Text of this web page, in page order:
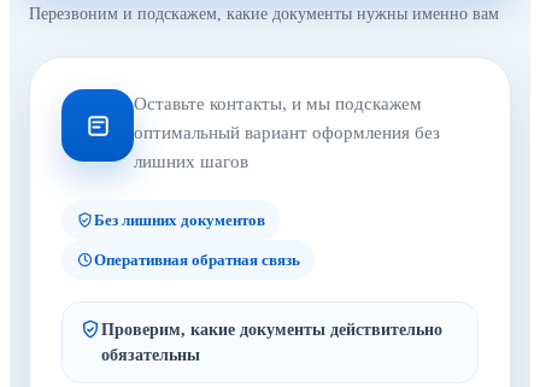
Перезвоним и подскажем, какие документы нужны именно вам
Оставьте контакты, и мы подскажем
оптимальный вариант оформления без
лишних шагов
Без лишних документов
Оперативная обратная связь
Проверим, какие документы действительно
обязательны